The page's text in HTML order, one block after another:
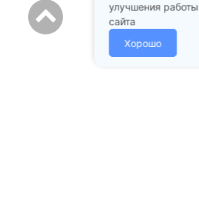
улучшения работы
сайта
Хорошо